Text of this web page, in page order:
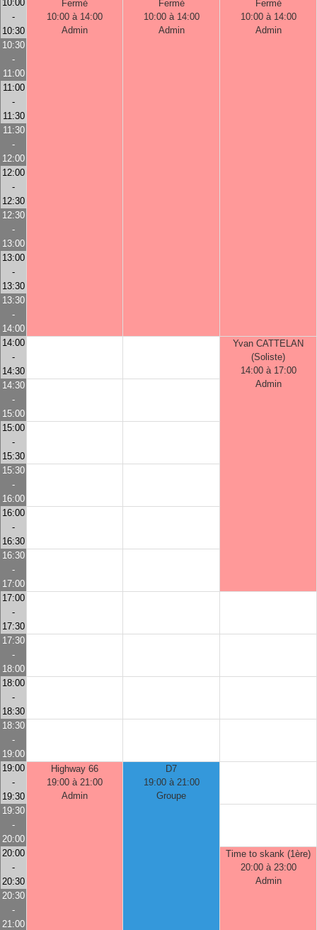
10:00
-
10:30
Fermé
10:00 à 14:00
Admin
Fermé
10:00 à 14:00
Admin
Fermé
10:00 à 14:00
Admin
10:30
-
11:00
11:00
-
11:30
11:30
-
12:00
12:00
-
12:30
12:30
-
13:00
13:00
-
13:30
13:30
-
14:00
14:00
-
14:30
Yvan CATTELAN
(Soliste)
14:00 à 17:00
Admin
14:30
-
15:00
15:00
-
15:30
15:30
-
16:00
16:00
-
16:30
16:30
-
17:00
17:00
-
17:30
17:30
-
18:00
18:00
-
18:30
18:30
-
19:00
19:00
-
19:30
Highway 66
19:00 à 21:00
Admin
D7
19:00 à 21:00
Groupe
19:30
-
20:00
20:00
-
20:30
Time to skank (1ère)
20:00 à 23:00
Admin
20:30
-
21:00